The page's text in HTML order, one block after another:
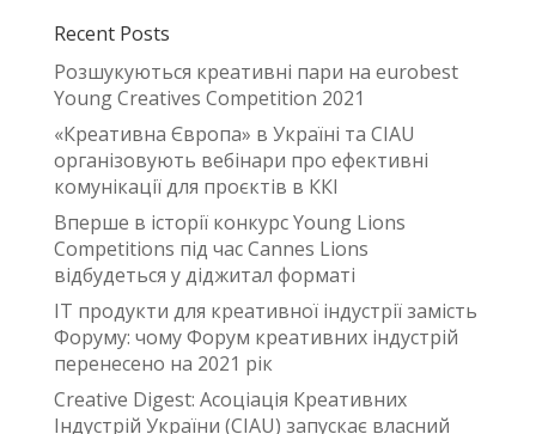
Recent Posts
Розшукуються креативні пари на eurobest
Young Creatives Competition 2021
«Креативна Європа» в Україні та CIAU
організовують вебінари про ефективні
комунікації для проєктів в ККІ
Вперше в історії конкурс Young Lions
Competitions під час Cannes Lions
відбудеться у діджитал форматі
IT продукти для креативної індустрії замість
Форуму: чому Форум креативних індустрій
перенесено на 2021 рік
Creative Digest: Асоціація Креативних
Індустрій України (CIAU) запускає власний